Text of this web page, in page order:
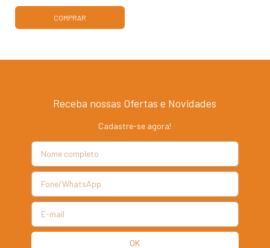
COMPRAR
Receba nossas Ofertas e Novidades
Cadastre-se agora!